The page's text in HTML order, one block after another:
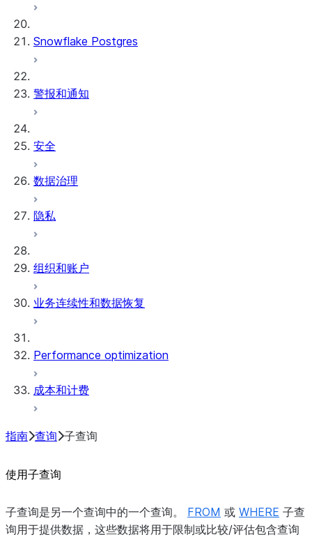
Snowflake Postgres
警报和通知
安全
数据治理
隐私
组织和账户
业务连续性和数据恢复
Performance optimization
成本和计费
指南 查询 子查询
使用子查询
子查询是另一个查询中的一个查询。 FROM 或 WHERE 子查
询用于提供数据，这些数据将用于限制或比较/评估包含查询